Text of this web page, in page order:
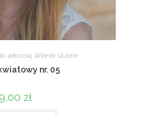
włosów, Wianki ślubne
nr. 05
zł